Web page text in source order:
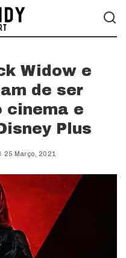
Widow e
de ser
cinema e
Plus
25 Março, 2021